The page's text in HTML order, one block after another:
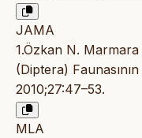
JAMA
1.Özkan N.
(Diptera) Faunasının
2010;27:47–53.
MLA